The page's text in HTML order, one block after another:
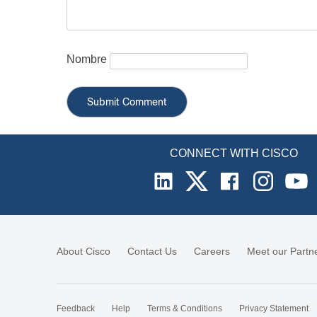
Nombre
CONNECT WITH CISCO